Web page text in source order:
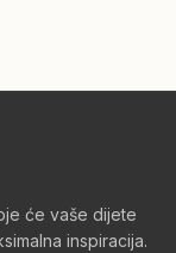
će vaše dijete
inspiracija.